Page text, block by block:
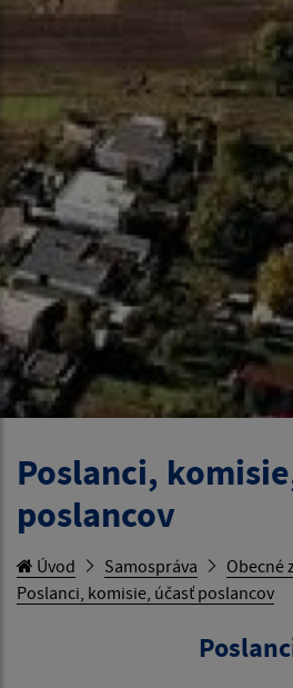
Poslanci,
poslancov
Úvod Samospráva
Obecné
Poslanci, komisie, účasť poslancov